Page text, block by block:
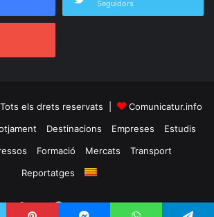
Seguidors
els drets reservats |
Comunicatur.info
Destinacions Empreses
Estudis
Formació Mercats
Transport
Reportatges
RSS Facebook
Twitter